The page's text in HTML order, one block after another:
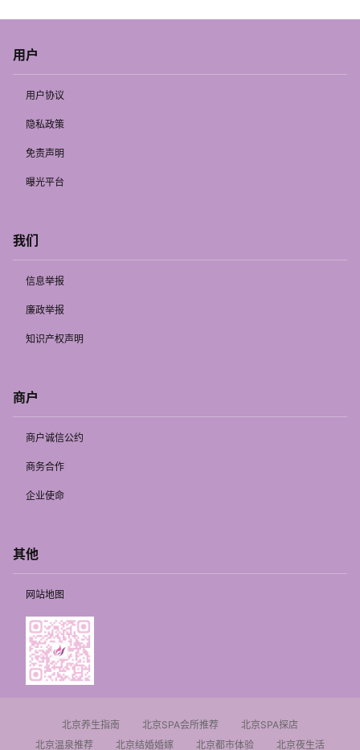
用户
用户协议
隐私政策
免责声明
曝光平台
我们
信息举报
廉政举报
知识产权声明
商户
商户诚信公约
商务合作
企业使命
其他
网站地图
北京养生指南 北京SPA会所推荐
北京SPA探店
北京温泉推荐
北京结婚婚嫁 北京都市体验 北京夜生活